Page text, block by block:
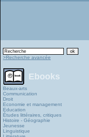
>Recherche avancée
Ebooks
Beaux-arts
Communication
Droit
Economie et management
Education
Études littéraires, critiques
Histoire - Géographie
Jeunesse
Linguistique